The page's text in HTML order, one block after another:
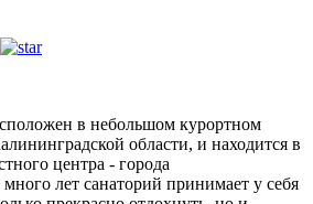
в небольшом курортном
области, и находится в
центра - города
лет санаторий принимает у себя